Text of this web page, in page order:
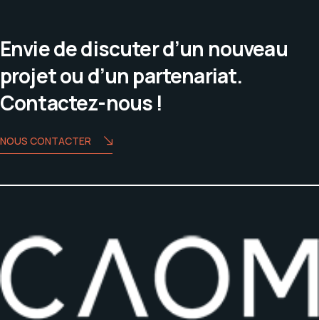
Envie de discuter d’un nouveau
projet ou d’un partenariat.
Contactez-nous !
NOUS CONTACTER